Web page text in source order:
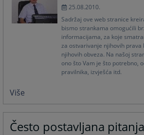
25.08.2010.
Sadržaj ove web stranice
bismo strankama omogućili
informacijama, za koje
za ostvarivanje njihovih prava
njihovih obveza. Na našoj
ono što Vam je što potrebno,
pravilnika, izvješća itd.
Više
Često postavljana pitanja